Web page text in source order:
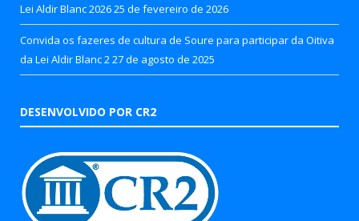
Lei Aldir Blanc 202625 de fevereiro de 2026
Convida os fazeres de cultura de Soure para participar da Oitiva
da Lei Aldir Blanc 2 27 de agosto de 2025
DESENVOLVIDO POR CR2